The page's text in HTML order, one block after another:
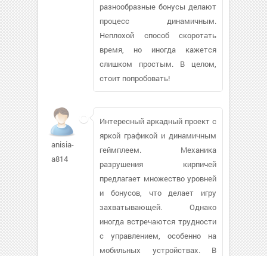
разнообразные бонусы делают
процесс динамичным.
Неплохой способ скоротать
время, но иногда кажется
слишком простым. В целом,
стоит попробовать!
anisia-
a814
Интересный аркадный проект с
яркой графикой и динамичным
геймплеем. Механика
разрушения кирпичей
предлагает множество уровней
и бонусов, что делает игру
захватывающей. Однако
иногда встречаются трудности
с управлением, особенно на
мобильных устройствах. В